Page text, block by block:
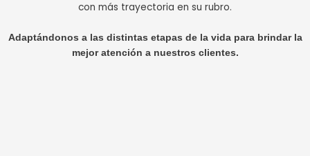
con más trayectoria en su rubro.
Adaptándonos a las distintas etapas de la vida para brindar la
mejor atención a nuestros clientes.